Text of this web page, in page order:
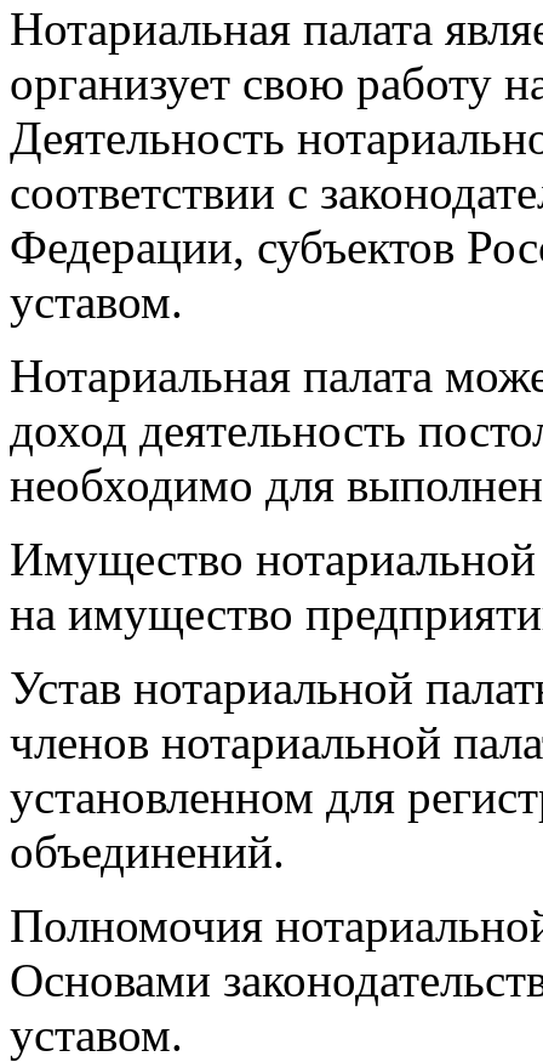
Нотариальная палата
организует свою работу
Деятельность
соответствии с
Федерации, субъектов
уставом.
Нотариальная палата
доход деятельность
необходимо для
Имущество нотариальной
на имущество
Устав нотариальной
членов нотариальной
установленном для
объединений.
Полномочия
Основами
уставом.